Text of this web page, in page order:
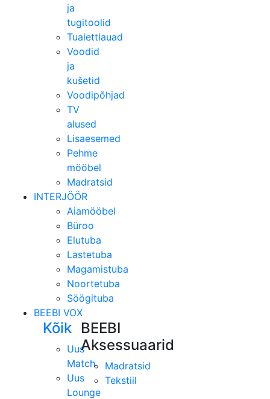
ja
tugitoolid
Tualettlauad
Voodid
ja
kušetid
Voodipõhjad
TV
alused
Lisaesemed
Pehme
mööbel
Madratsid
INTERJÖÖR
Aiamööbel
Büroo
Elutuba
Lastetuba
Magamistuba
Noortetuba
Söögituba
BEEBI VOX
Kõik
Uus
Match
Uus
Lounge
BEEBI
Aksessuaarid
Madratsid
Tekstiil